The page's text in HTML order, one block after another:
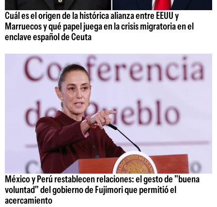
Cuál es el origen de la histórica alianza entre EEUU y
Marruecos y qué papel juega en la crisis migratoria en el
enclave español de Ceuta
México y Perú restablecen relaciones: el gesto de "buena
voluntad" del gobierno de Fujimori que permitió el
acercamiento